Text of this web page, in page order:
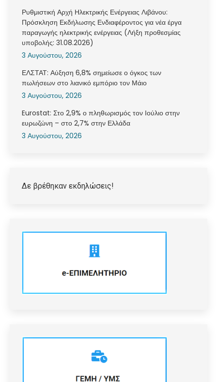
Ρυθμιστική Αρχή Ηλεκτρικής Ενέργειας Λιβάνου:
Πρόσκληση Εκδήλωσης Ενδιαφέροντος για νέα έργα
παραγωγής ηλεκτρικής ενέργειας (Λήξη προθεσμίας
υποβολής: 31.08.2026)
3 Αυγούστου, 2026
ΕΛΣΤΑΤ: Αύξηση 6,8% σημείωσε ο όγκος των
πωλήσεων στο λιανικό εμπόριο τον Μάιο
3 Αυγούστου, 2026
Eurostat: Στο 2,9% ο πληθωρισμός τον Ιούλιο στην
ευρωζώνη – στο 2,7% στην Ελλάδα
3 Αυγούστου, 2026
Δε βρέθηκαν εκδηλώσεις!